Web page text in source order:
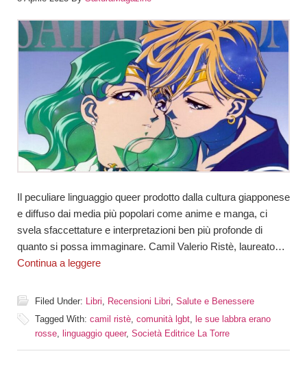
Il peculiare linguaggio queer prodotto dalla cultura giapponese
e diffuso dai media più popolari come anime e manga, ci
svela sfaccettature e interpretazioni ben più profonde di
quanto si possa immaginare. Camil Valerio Ristè, laureato…
Continua a leggere
Filed Under: Libri, Recensioni Libri, Salute e Benessere
Tagged With: camil ristè, comunità lgbt, le sue labbra erano
rosse, linguaggio queer, Società Editrice La Torre